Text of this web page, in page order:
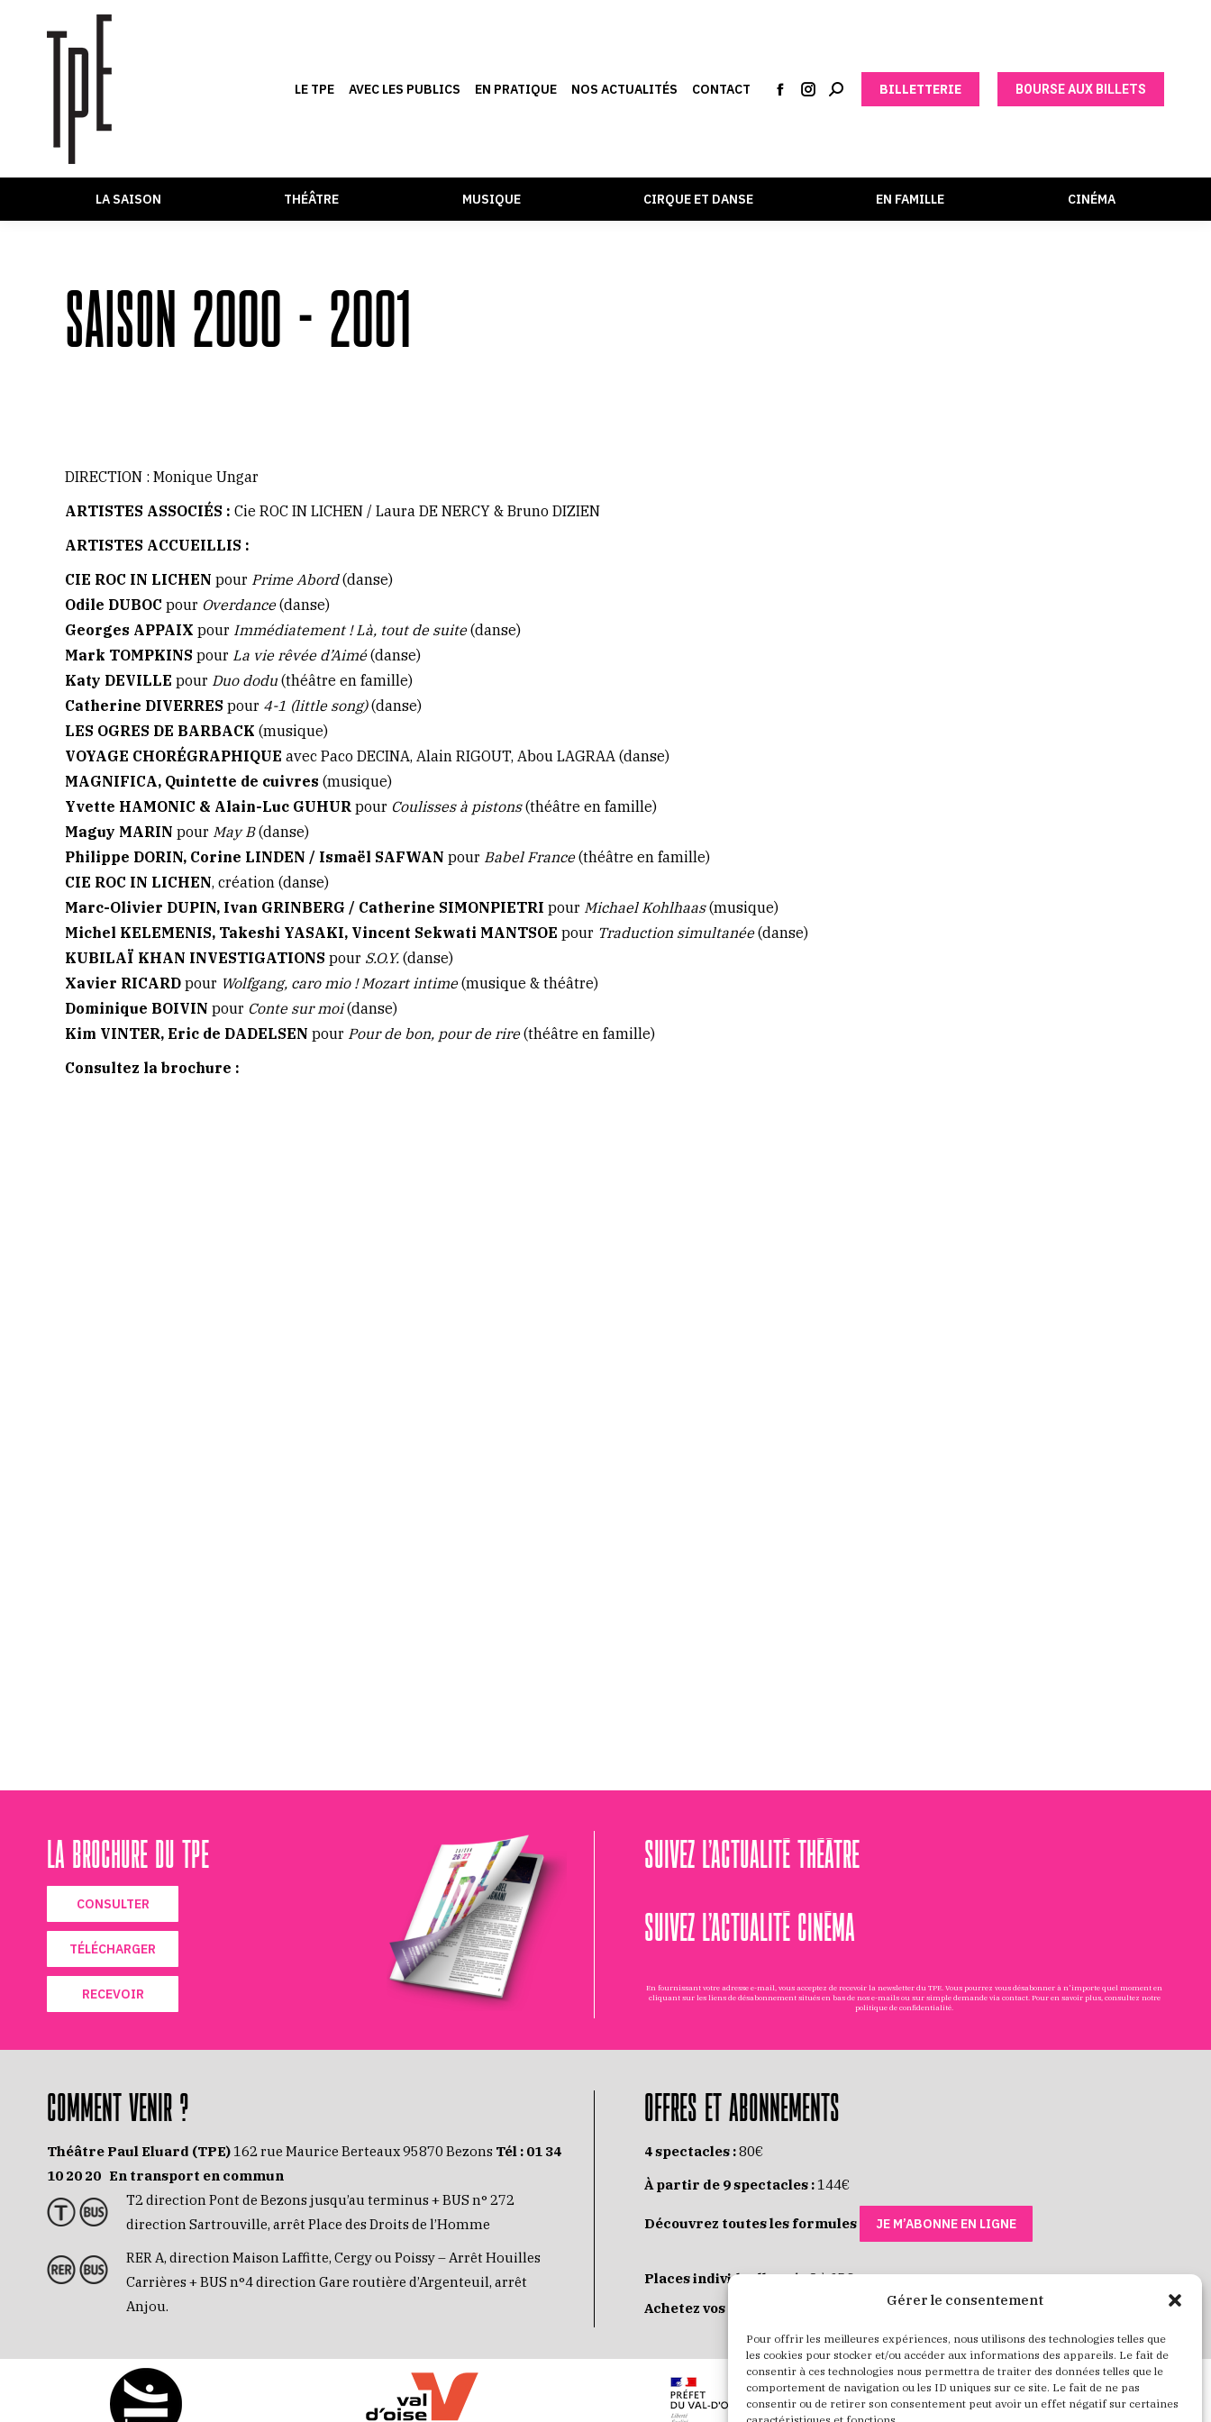
Gérer le consentement
Pour offrir les meilleures expériences, nous utilisons des technologies telles que
les cookies pour stocker et/ou accéder aux informations des appareils. Le fait de
consentir à ces technologies nous permettra de traiter des données telles que le
comportement de navigation ou les ID uniques sur ce site. Le fait de ne pas
consentir ou de retirer son consentement peut avoir un effet négatif sur certaines
LE TPE AVEC LES PUBLICS EN PRATIQUE NOS ACTUALITÉS CONTACT BILLETTERIE BOURSE AUX BILLETS
LA SAISON THÉÂTRE MUSIQUE CIRQUE ET DANSE EN FAMILLE CINÉMA
SAISON 2000 – 2001
DIRECTION : Monique Ungar
ARTISTES ASSOCIÉS : Cie ROC IN LICHEN / Laura DE NERCY & Bruno DIZIEN
ARTISTES ACCUEILLIS :
CIE ROC IN LICHEN pour Prime Abord(danse)
Odile DUBOC pour Overdance(danse)
Georges APPAIX pour Immédiatement ! Là, tout de suite(danse)
Mark TOMPKINS pour La vie rêvée d’Aimé(danse)
Katy DEVILLE pour Duo dodu (théâtre en famille)
Catherine DIVERRES pour 4-1 (little song)(danse)
LES OGRES DE BARBACK (musique)
VOYAGE CHORÉGRAPHIQUE avec Paco DECINA, Alain RIGOUT, Abou LAGRAA (danse)
MAGNIFICA, Quintette de cuivres (musique)
Yvette HAMONIC & Alain-Luc GUHUR pour Coulisses à pistons(théâtre en famille)
Maguy MARIN pour May B(danse)
Philippe DORIN, Corine LINDEN / Ismaël SAFWAN pour Babel France(théâtre en famille)
CIE ROC IN LICHEN, création (danse)
Marc-Olivier DUPIN, Ivan GRINBERG / Catherine SIMONPIETRI pour Michael Kohlhaas(musique)
Michel KELEMENIS, Takeshi YASAKI, Vincent Sekwati MANTSOE pour Traduction simultanée(danse)
KUBILAÏ KHAN INVESTIGATIONS pour S.O.Y. (danse)
Xavier RICARD pour Wolfgang, caro mio ! Mozart intime(musique & théâtre)
Dominique BOIVIN pour Conte sur moi(danse)
Kim VINTER, Eric de DADELSEN pour Pour de bon, pour de rire(théâtre en famille)
Consultez la brochure :
LA BROCHURE DU TPE
CONSULTER
TÉLÉCHARGER
RECEVOIR
SUIVEZ L’ACTUALITÉ THÉÂTRE
SUIVEZ L’ACTUALITÉ CINÉMA
En fournissant votre adresse e-mail, vous acceptez de recevoir la newsletter du TPE. Vous pourrez vous désabonner à n'importe quel moment en
cliquant sur les liens de désabonnement situés en bas de nos e-mails ou sur simple demande via contact. Pour en savoir plus, consultez notre
politique de confidentialité
COMMENT VENIR ?
Théâtre Paul Eluard (TPE) 162 rue Maurice Berteaux 95870 Bezons Tél : 01 34
10 20 20 En transport en commun
T2 direction Pont de Bezons jusqu’au terminus + BUS n° 272
direction Sartrouville, arrêt Place des Droits de l’Homme
RER A, direction Maison Laffitte, Cergy ou Poissy – Arrêt Houilles
Carrières + BUS n°4 direction Gare routière d’Argenteuil, arrêt
Anjou.
OFFRES ET ABONNEMENTS
4 spectacles :80€
À partir de 9 spectacles : 144€
Découvrez toutes les formules JE M’ABONNE EN LIGNE
Places individuelles :de 8 à 35€
Achetez vos places
JE RÉSERVE MES PLACES